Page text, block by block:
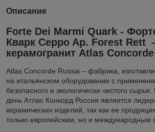
Описание
Forte Dei Marmi Quark -
Кварк Ceppo Ap. Forest Rett
керамогранит Atlas Concorde
Atlas Concorde Russia – фабрика,
на итальянском оборудовании с
безопасного и экологически чистого
день Атлас Конкорд Россия является
керамических изделий, так как ее
только европейским, но и международным